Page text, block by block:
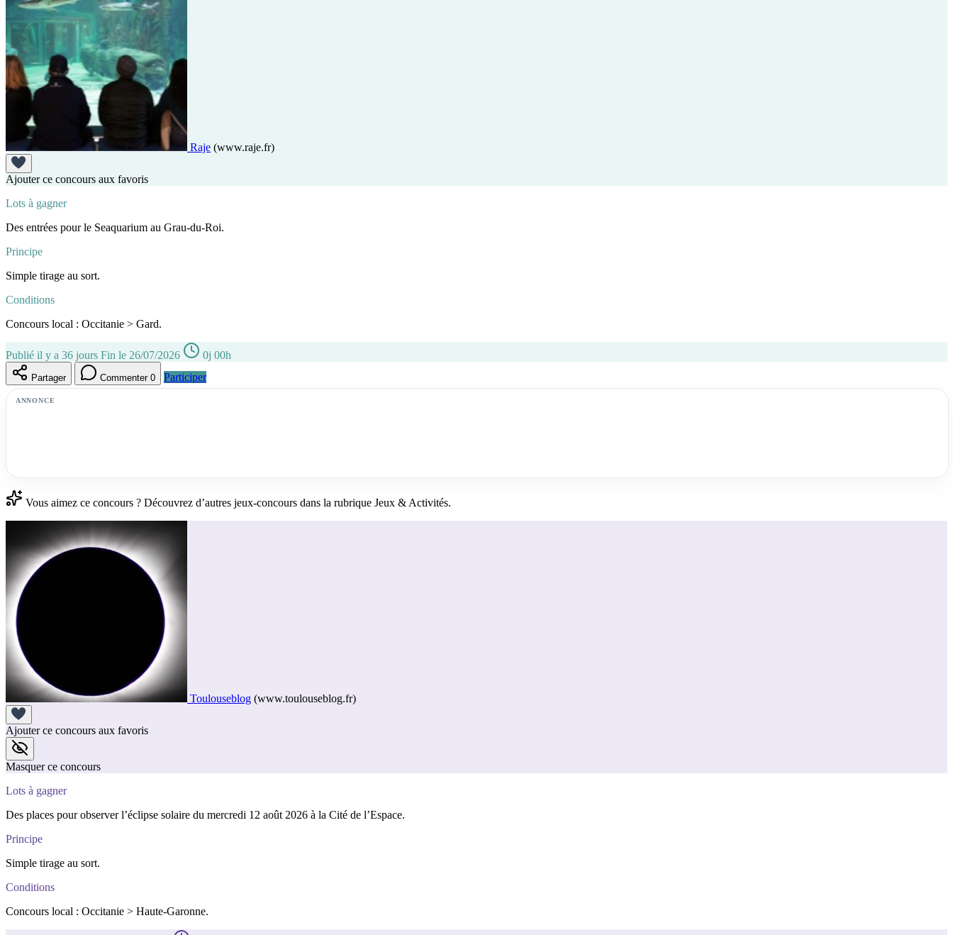
Raje (www.raje.fr)
Ajouter ce concours aux favoris
Lots à gagner
Des entrées pour le Seaquarium au Grau-du-Roi.
Principe
Simple tirage au sort.
Conditions
Concours local : Occitanie > Gard.
Publié il y a 36 jours Fin le 26/07/2026 0j 00h
Partager Commenter 0 Participer
ANNONCE
Vous aimez ce concours ? Découvrez d’autres jeux-concours dans la rubrique Jeux & Activités.
Toulouseblog (www.toulouseblog.fr)
Ajouter ce concours aux favoris
Masquer ce concours
Lots à gagner
Des places pour observer l’éclipse solaire du mercredi 12 août 2026 à la Cité de l’Espace.
Principe
Simple tirage au sort.
Conditions
Concours local : Occitanie > Haute-Garonne.